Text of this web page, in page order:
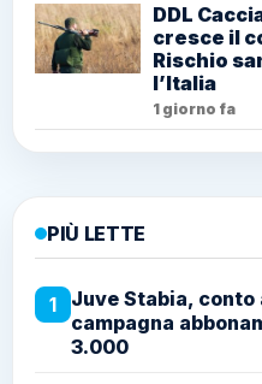
DDL
cresce il
Rischio
l’Italia
1 giorno fa
PIÙ LETTE
1
Juve Stabia,
campagna
3.000